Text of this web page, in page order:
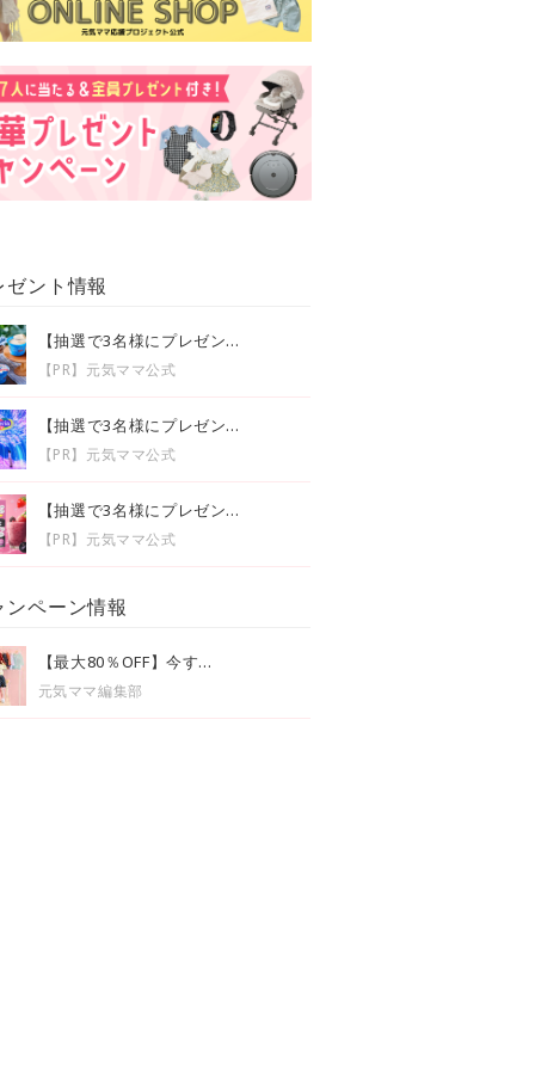
ゼント情報
【抽選で3名様にプレゼン...
【PR】元気ママ公式
【抽選で3名様にプレゼン...
【PR】元気ママ公式
【抽選で3名様にプレゼン...
【PR】元気ママ公式
ンペーン情報
【最大80％OFF】今す...
元気ママ編集部